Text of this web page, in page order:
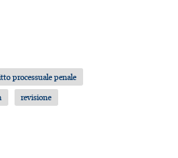
processuale penale
revisione